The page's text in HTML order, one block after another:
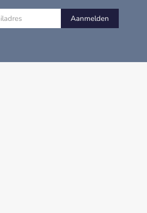
Aanmelden